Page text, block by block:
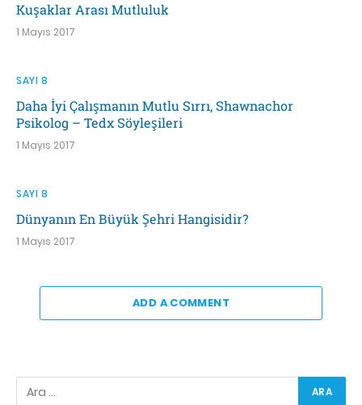
Kuşaklar Arası Mutluluk
1 Mayıs 2017
SAYI 8
Daha İyi Çalışmanın Mutlu Sırrı, Shawnachor
Psikolog – Tedx Söyleşileri
1 Mayıs 2017
SAYI 8
Dünyanın En Büyük Şehri Hangisidir?
1 Mayıs 2017
ADD A COMMENT